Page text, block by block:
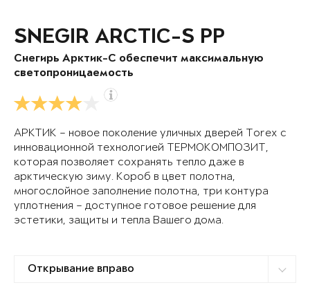
SNEGIR ARCTIC-S PP
Снегирь Арктик-С обеспечит максимальную
светопроницаемость
АРКТИК – новое поколение уличных дверей Torex с
инновационной технологией ТЕРМОКОМПОЗИТ,
которая позволяет сохранять тепло даже в
арктическую зиму. Короб в цвет полотна,
многослойное заполнение полотна, три контура
уплотнения – доступное готовое решение для
эстетики, защиты и тепла Вашего дома.